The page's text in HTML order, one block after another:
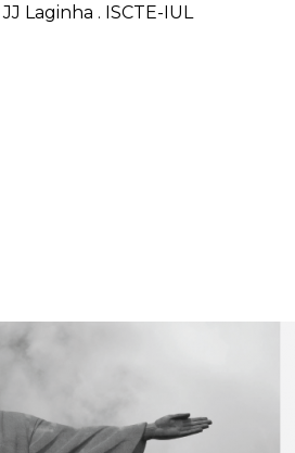
Laginha . ISCTE-IUL